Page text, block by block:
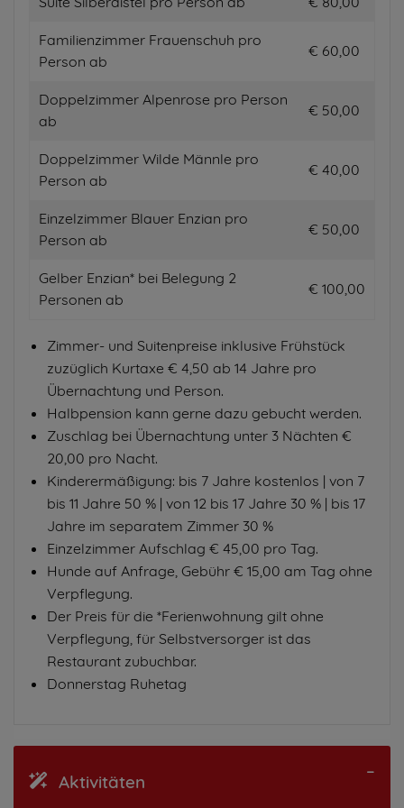
Familienzimmer Frauenschuh pro
Person ab
€ 60,00
Doppelzimmer Alpenrose pro Person
ab
€ 50,00
Doppelzimmer Wilde Männle pro
Person ab
€ 40,00
Einzelzimmer Blauer Enzian pro
Person ab
€ 50,00
Gelber Enzian* bei Belegung 2
Personen ab
€ 100,00
Zimmer- und Suitenpreise inklusive Frühstück
zuzüglich Kurtaxe € 4,50 ab 14 Jahre pro
Übernachtung und Person.
Halbpension kann gerne dazu gebucht werden.
Zuschlag bei Übernachtung unter 3 Nächten €
20,00 pro Nacht.
Kinderermäßigung: bis 7 Jahre kostenlos | von 7
bis 11 Jahre 50 % | von 12 bis 17 Jahre 30 % | bis 17
Jahre im separatem Zimmer 30 %
Einzelzimmer Aufschlag € 45,00 pro Tag.
Hunde auf Anfrage, Gebühr € 15,00 am Tag ohne
Verpflegung.
Der Preis für die *Ferienwohnung gilt ohne
Verpflegung, für Selbstversorger ist das
Restaurant zubuchbar.
Donnerstag Ruhetag
Aktivitäten